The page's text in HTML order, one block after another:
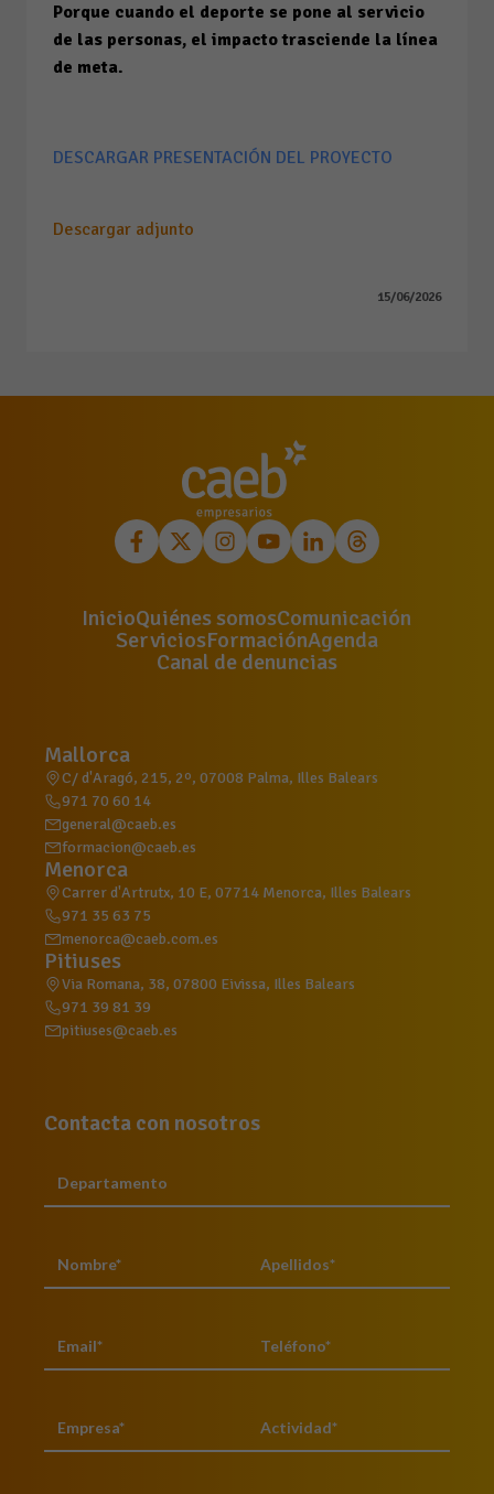
Porque cuando el deporte se pone al servicio
de las personas, el impacto trasciende la línea
de meta.
DESCARGAR PRESENTACIÓN DEL PROYECTO
Descargar adjunto
15/06/2026
InicioQuiénes somosComunicación
ServiciosFormaciónAgenda
Canal de denuncias
Mallorca
C/ d'Aragó, 215, 2º, 07008 Palma, Illes Balears
971 70 60 14
general@caeb.es
formacion@caeb.es
Menorca
Carrer d'Artrutx, 10 E, 07714 Menorca, Illes Balears
971 35 63 75
menorca@caeb.com.es
Pitiuses
Via Romana, 38, 07800 Eivissa, Illes Balears
971 39 81 39
pitiuses@caeb.es
Contacta con nosotros